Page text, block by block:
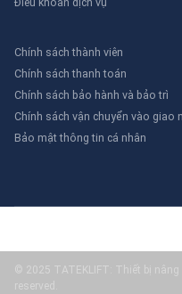
Chính sách thành viên
Chính sách thanh toán
Chính sách bảo hành và bảo trì
Chính sách vận chuyển vào giao
Bảo mật thông tin cá nhân
© 2025 TATEKLIFT: Thiết bị
reserved.